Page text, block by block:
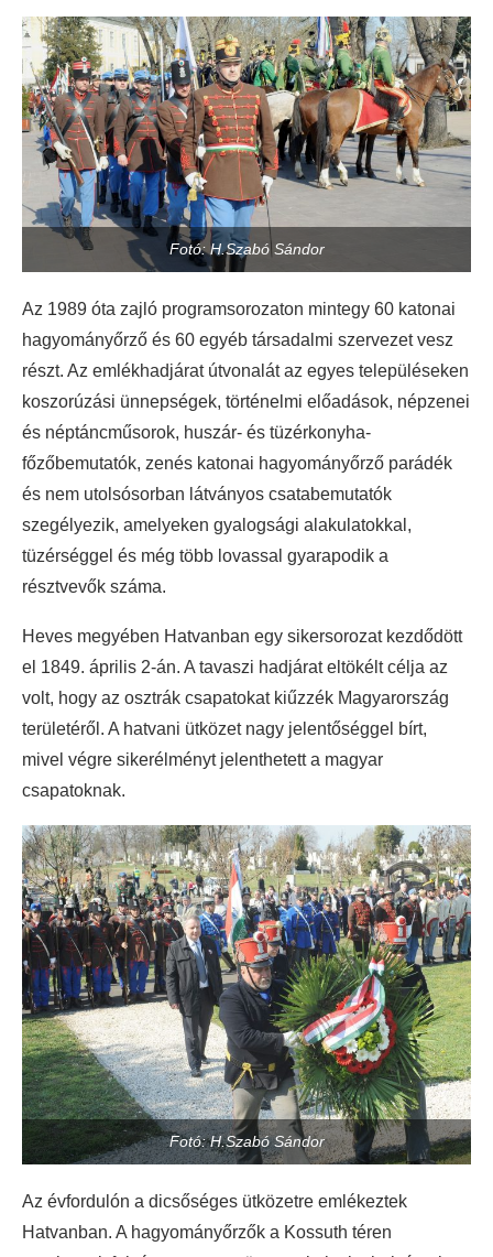
Fotó: H.Szabó Sándor
Az 1989 óta zajló programsorozaton mintegy 60 katonai
hagyományőrző és 60 egyéb társadalmi szervezet vesz
részt. Az emlékhadjárat útvonalát az egyes településeken
koszorúzási ünnepségek, történelmi előadások, népzenei
és néptáncműsorok, huszár- és tüzérkonyha-
főzőbemutatók, zenés katonai hagyományőrző parádék
és nem utolsósorban látványos csatabemutatók
szegélyezik, amelyeken gyalogsági alakulatokkal,
tüzérséggel és még több lovassal gyarapodik a
résztvevők száma.
Heves megyében Hatvanban egy sikersorozat kezdődött
el 1849. április 2-án. A tavaszi hadjárat eltökélt célja az
volt, hogy az osztrák csapatokat kiűzzék Magyarország
területéről. A hatvani ütközet nagy jelentőséggel bírt,
mivel végre sikerélményt jelenthetett a magyar
csapatoknak.
Fotó: H.Szabó Sándor
Az évfordulón a dicsőséges ütközetre emlékeztek
Hatvanban. A hagyományőrzők a Kossuth téren